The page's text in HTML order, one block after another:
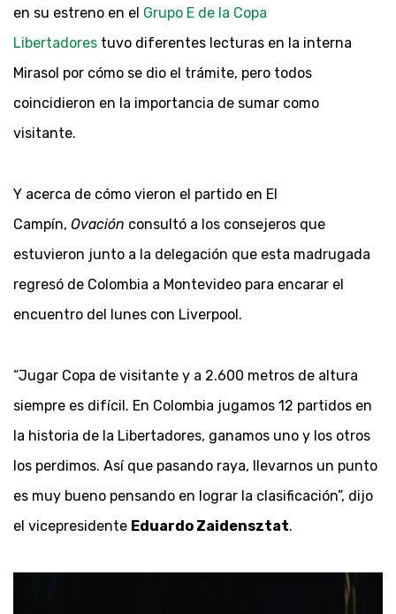
en su estreno en el Grupo E de la Copa
Libertadores tuvo diferentes lecturas en la interna
Mirasol por cómo se dio el trámite, pero todos
coincidieron en la importancia de sumar como
visitante.
Y acerca de cómo vieron el partido en El
Campín, Ovación consultó a los consejeros que
estuvieron junto a la delegación que esta madrugada
regresó de Colombia a Montevideo para encarar el
encuentro del lunes con Liverpool.
“Jugar Copa de visitante y a 2.600 metros de altura
siempre es difícil. En Colombia jugamos 12 partidos en
la historia de la Libertadores, ganamos uno y los otros
los perdimos. Así que pasando raya, llevarnos un punto
es muy bueno pensando en lograr la clasificación”, dijo
el vicepresidente Eduardo Zaidensztat.